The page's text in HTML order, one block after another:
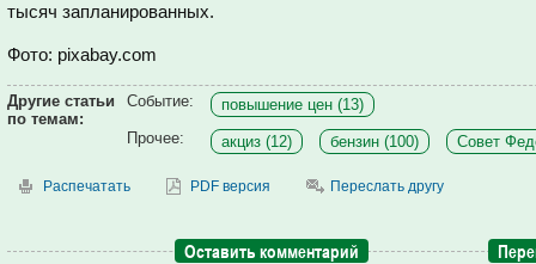
тысяч запланированных.
Фото: pixabay.com
Другие статьи
по темам:
Событие:
повышение цен (13)
Прочее:
акциз (12) бензин (100) Совет
Распечатать PDF версия Переслать другу
Оставить комментарий